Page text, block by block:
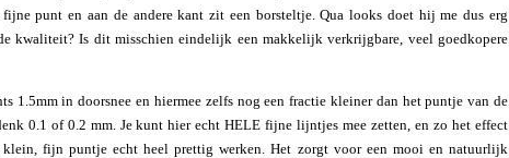
punt en aan de andere kant zit een borsteltje. Qua looks doet hij me dus erg
kwaliteit? Is dit misschien eindelijk een makkelijk verkrijgbare, veel goedkopere
1.5mm in doorsnee en hiermee zelfs nog een fractie kleiner dan het puntje van de
0.1 of 0.2 mm. Je kunt hier echt HELE fijne lijntjes mee zetten, en zo het effect
klein, fijn puntje echt heel prettig werken. Het zorgt voor een mooi en natuurlijk